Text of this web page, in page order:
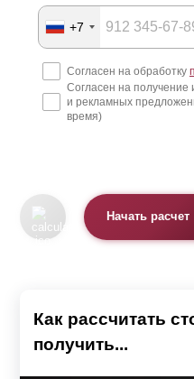
+7
Согласен на обработку
Согласен на
и рекламных
время)
Начать расчет
Как рассчитать
получить...